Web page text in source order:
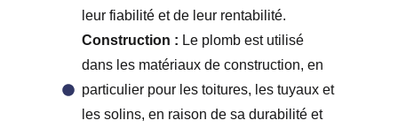
leur fiabilité et de leur rentabilité.
Construction : Le plomb est utilisé
dans les matériaux de construction, en
particulier pour les toitures, les tuyaux et
les solins, en raison de sa durabilité et